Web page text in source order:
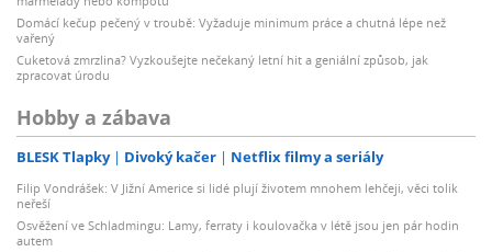
Domácí kečup pečený v troubě: Vyžaduje minimum práce a chutná lépe než
vařený
Cuketová zmrzlina? Vyzkoušejte nečekaný letní hit a geniální způsob, jak
zpracovat úrodu
Hobby a zábava
BLESK Tlapky Divoký kačer Netflix filmy a seriály
Filip Vondrášek: V Jižní Americe si lidé plují životem mnohem lehčeji, věci tolik
neřeší
Osvěžení ve Schladmingu: Lamy, ferraty i koulovačka v létě jsou jen pár hodin
autem